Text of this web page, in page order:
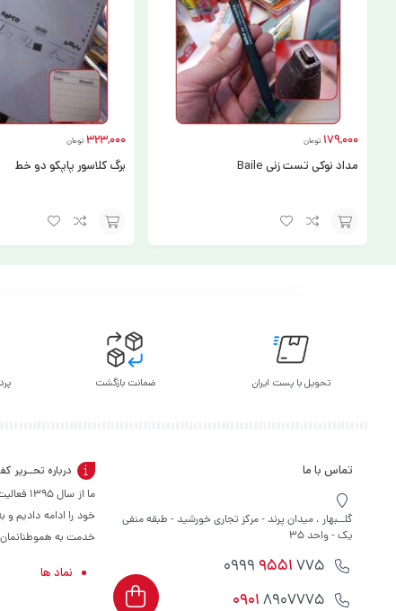
179,000 تومان
مداد نوکی تست زنی Baile
افزودن
323,000 تومان
برگ کلاسور پاپکو دو خط
افزودن
تحویل با پست ایران ضمانت بازگشت
تماس با ما
گلــبهار ، میدان پرند - مرکز تجاری خورشید - طبقه منفی
یک - واحد 35
9551775 0999
09018907775
درباره تحــریر
ما از
خود را ادامه دادیم
خدمت به هموطنانمان
نماد ها